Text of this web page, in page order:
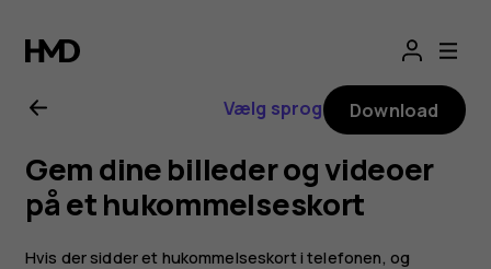
Brugervejledning
til
Nokia
2.1
Vælg sprog Download
Gem dine billeder og videoer
på et hukommelseskort
Hvis der sidder et hukommelseskort i telefonen, og